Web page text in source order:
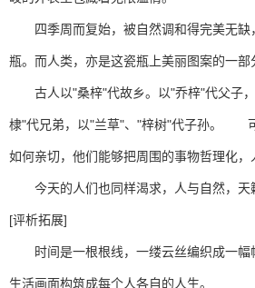
四季周而复始，被自然调和得完美无缺
瓶。而人类，亦是这瓷瓶上美丽图案的一部
古人以"桑梓"代故乡。以"乔梓"代父子，
棣"代兄弟，以"兰草"、"梓树"代子孙。
如何亲切，他们能够把周围的事物哲理化，
今天的人们也同样渴求，人与自然，天
[评析拓展]
时间是一根根线，一缕云丝编织成一幅
生活画面构筑成每个人各自的人生。